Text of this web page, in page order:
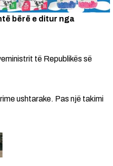
bërë e ditur nga
të Republikës së
ushtarake. Pas një takimi